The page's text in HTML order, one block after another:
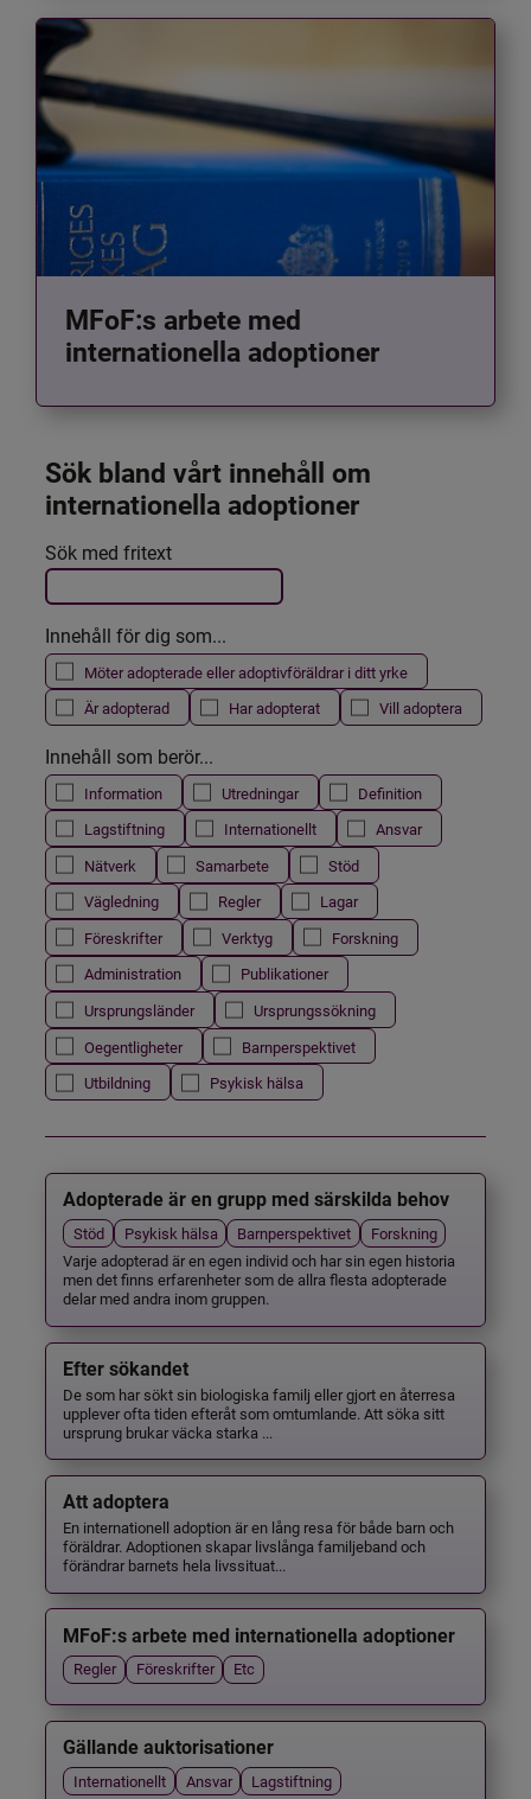
MFoF:s arbete med
internationella adoptioner
Sök bland vårt innehåll om
internationella adoptioner
Filtrera resultatet
Det här formuläret postas automatiskt
Sök med fritext
Innehåll för dig som...
Möter adopterade eller adoptivföräldrar i ditt yrke
Är adopterad
Har adopterat Vill adoptera
Innehåll som berör...
Information Utredningar
Definition
Lagstiftning
Internationellt
Ansvar
Nätverk
Samarbete
Stöd
Vägledning
Regler
Lagar
Föreskrifter
Verktyg
Forskning
Administration
Publikationer
Ursprungsländer
Ursprungssökning
Oegentligheter
Barnperspektivet
Utbildning
Psykisk hälsa
Adopterade är en grupp med särskilda behov
Stöd Psykisk hälsa Barnperspektivet
Forskning
Varje adopterad är en egen individ och har sin egen historia
men det finns erfarenheter som de allra flesta adopterade
delar med andra inom gruppen.
Efter sökandet
De som har sökt sin biologiska familj eller gjort en återresa
upplever ofta tiden efteråt som omtumlande. Att söka sitt
ursprung brukar väcka starka ...
Att adoptera
En internationell adoption är en lång resa för både barn och
föräldrar. Adoptionen skapar livslånga familjeband och
förändrar barnets hela livssituat...
MFoF:s arbete med internationella adoptioner
Regler Föreskrifter Etc
Gällande auktorisationer
Internationellt Ansvar
Lagstiftning